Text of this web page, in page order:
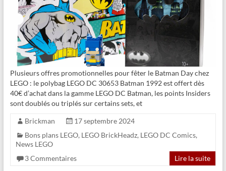
Plusieurs offres promotionnelles pour fêter le Batman Day chez
LEGO : le polybag LEGO DC 30653 Batman 1992 est offert dès
40€ d’achat dans la gamme LEGO DC Batman, les points Insiders
sont doublés ou triplés sur certains sets, et
Brickman
17 septembre 2024
Bons plans LEGO, LEGO BrickHeadz, LEGO DC Comics,
News LEGO
3 Commentaires
Lire la suite